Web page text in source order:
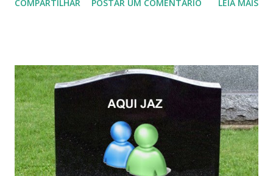
COMPARTILHAR POSTAR UM COMENTÁRIO LEIA MAIS